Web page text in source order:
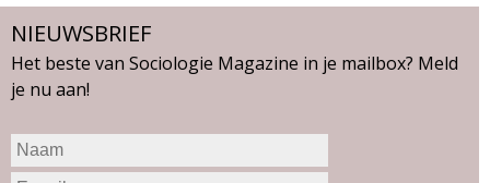
NIEUWSBRIEF
Het beste van Sociologie Magazine in je mailbox? Meld
je nu aan!